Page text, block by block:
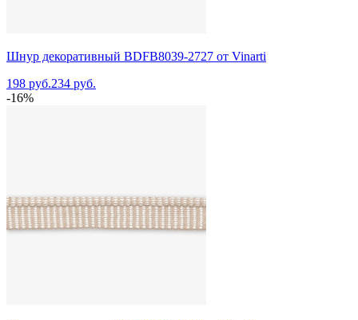
Шнур декоративный BDFB8039-2727 от Vinarti
198 руб.234 руб.
-16%